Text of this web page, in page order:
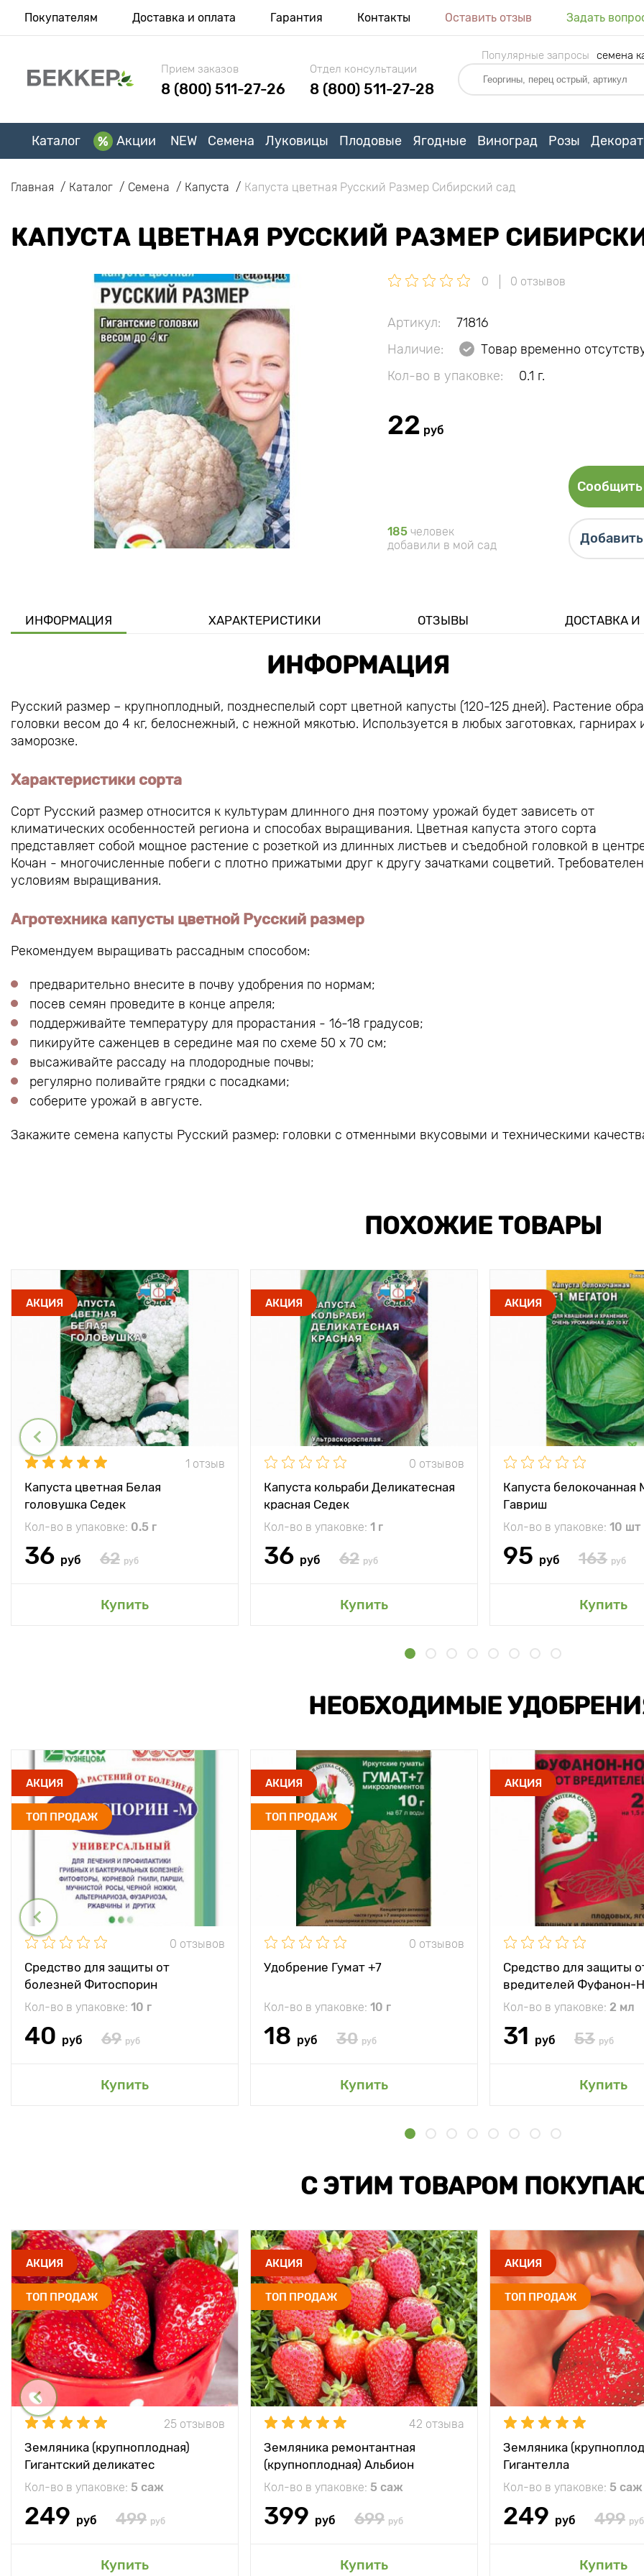
Покупателям Доставка и оплата Гарантия Контакты Оставить отзыв Задать
Прием заказов
8 (800) 511-27-26
Отдел консультации
8 (800) 511-27-28
Популярные запросы семена
Каталог Акции NEW Семена Луковицы Плодовые Ягодные Виноград Розы
Главная Каталог Семена Капуста Капуста цветная Русский Размер Сибирский сад
КАПУСТА ЦВЕТНАЯ РУССКИЙ РАЗМЕР
0 0 отзывов
Артикул:
71816
Наличие:
Товар временно
Кол-во в упаковке:
0.1 г.
22 руб
185 человек
добавили в мой сад
ИНФОРМАЦИЯ ХАРАКТЕРИСТИКИ ОТЗЫВЫ ДОСТАВКА И
ИНФОРМАЦИЯ
Русский размер – крупноплодный, позднеспелый сорт цветной капусты (120-125 дней). Растение
головки весом до 4 кг, белоснежный, с нежной мякотью. Используется в любых заготовках, гарнирах
заморозке.
Характеристики сорта
Сорт Русский размер относится к культурам длинного дня поэтому урожай будет зависеть от
климатических особенностей региона и способах выращивания. Цветная капуста этого сорта
представляет собой мощное растение с розеткой из длинных листьев и съедобной головкой в
Кочан - многочисленные побеги с плотно прижатыми друг к другу зачатками соцветий.
условиям выращивания.
Агротехника капусты цветной Русский размер
Рекомендуем выращивать рассадным способом:
предварительно внесите в почву удобрения по нормам;
посев семян проведите в конце апреля;
поддерживайте температуру для прорастания - 16-18 градусов;
пикируйте саженцев в середине мая по схеме 50 х 70 см;
высаживайте рассаду на плодородные почвы;
регулярно поливайте грядки с посадками;
соберите урожай в августе.
Закажите семена капусты Русский размер: головки с отменными вкусовыми и техническими
ПОХОЖИЕ ТОВАРЫ
АКЦИЯ
1 отзыв
Капуста цветная Белая
головушка Седек
Кол-во в упаковке: 0.5 г
36 руб 62 руб
Купить
АКЦИЯ
0 отзывов
Капуста кольраби Деликатесная
красная Седек
Кол-во в упаковке: 1 г
36 руб 62 руб
Купить
АКЦИЯ
Капуста белокочанная
Гавриш
Кол-во в упаковке: 10 шт
95 руб 163 руб
Купить
НЕОБХОДИМЫЕ
АКЦИЯ
ТОП ПРОДАЖ
0 отзывов
Средство для защиты от
болезней Фитоспорин
Кол-во в упаковке: 10 г
40 руб 69 руб
Купить
АКЦИЯ
ТОП ПРОДАЖ
0 отзывов
Удобрение Гумат +7
Кол-во в упаковке: 10 г
18 руб 30 руб
Купить
АКЦИЯ
Средство для защиты
вредителей Фуфанон-
Кол-во в упаковке: 2 мл
31 руб 53 руб
Купить
С ЭТИМ ТОВАРОМ
АКЦИЯ
ТОП ПРОДАЖ
25 отзывов
Земляника (крупноплодная)
Гигантский деликатес
Кол-во в упаковке: 5 саж
249 руб 499 руб
Купить
АКЦИЯ
ТОП ПРОДАЖ
42 отзыва
Земляника ремонтантная
(крупноплодная) Альбион
Кол-во в упаковке: 5 саж
399 руб 699 руб
Купить
АКЦИЯ
ТОП ПРОДАЖ
Земляника
Гигантелла
Кол-во в упаковке: 5 саж
249 руб 499 руб
Купить